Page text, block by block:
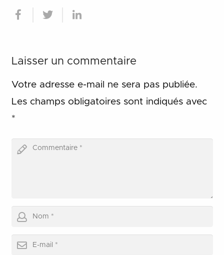
Laisser un commentaire
Votre adresse e-mail ne sera pas publiée.
Les champs obligatoires sont indiqués avec
*